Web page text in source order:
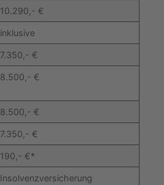
10.290,- €
inklusive
7.350,- €
8.500,- €
8.500,- €
7.350,- €
190,- €*
Insolvenzversicherung